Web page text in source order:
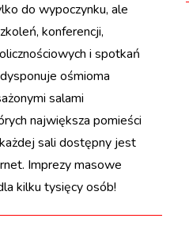
do wypoczynku, ale
konferencji,
i spotkań
ośmioma
salami
największa pomieści
sali dostępny jest
Imprezy masowe
kilku tysięcy osób!